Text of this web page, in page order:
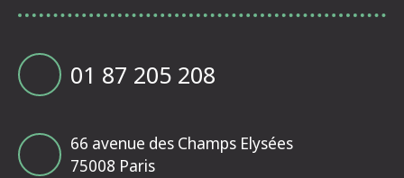
01 87 205 208
66 avenue des Champs Elysées
75008 Paris